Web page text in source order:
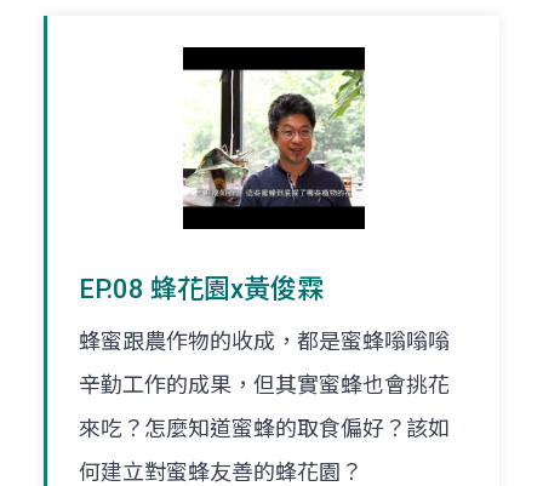
EP.08 蜂花園x黃俊霖
蜂蜜跟農作物的收成，都是蜜蜂嗡嗡嗡
辛勤工作的成果，但其實蜜蜂也會挑花
來吃？怎麼知道蜜蜂的取食偏好？該如
何建立對蜜蜂友善的蜂花園？